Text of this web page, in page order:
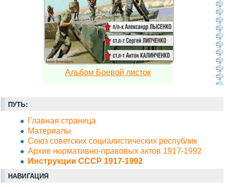
Альбом Боевой листок
ПУТЬ:
Главная страница
Материалы
Союз советских социалистических республик
Архив нормативно-правовых актов 1917-1992
Инструкции СССР 1917-1992
НАВИГАЦИЯ